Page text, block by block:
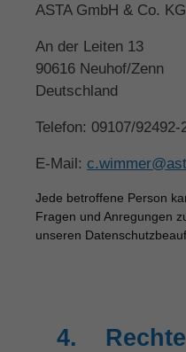
ASTA GmbH & Co. KG
An der Leiten 13
90616 Neuhof/Zenn
Deutschland
Telefon: 09107/92492-
E-Mail:
Jede betroffene Person
Fragen und Anregungen
unseren
4.